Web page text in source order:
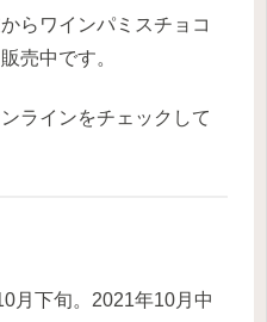
らワインパミスチョコ
売中です。
ラインをチェックして
月下旬。2021年10月中